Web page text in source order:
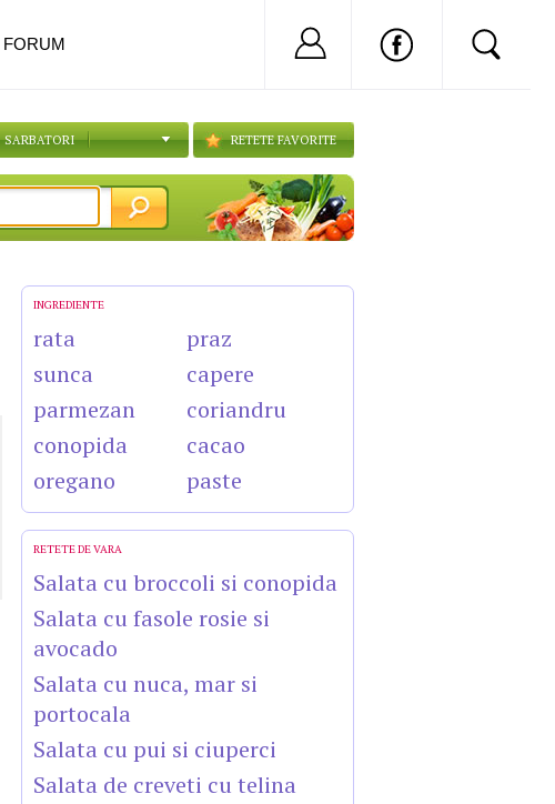
SARBATORI RETETE FAVORITE
INGREDIENTE
rata
sunca
parmezan
conopida
oregano
praz
capere
coriandru
cacao
paste
RETETE DE VARA
Salata cu broccoli si conopida
Salata cu fasole rosie si
avocado
Salata cu nuca, mar si
portocala
Salata cu pui si ciuperci
Salata de creveti cu telina
FORUM Nu ai cont?